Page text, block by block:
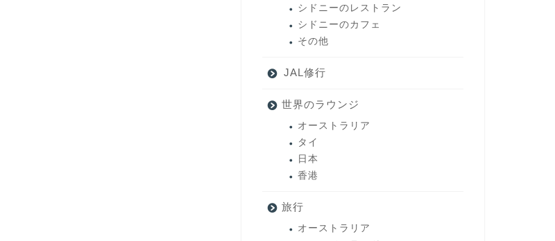
シドニーのレストラン
シドニーのカフェ
その他
JAL修行
世界のラウンジ
オーストラリア
タイ
日本
香港
旅行
オーストラリア